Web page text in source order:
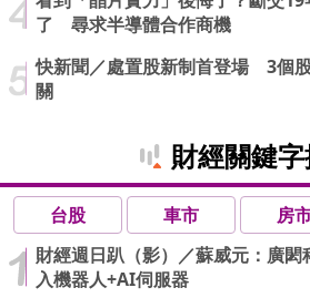
了 尋求半導體合作商機
快新聞／處置股新制首登場 3個
關
財經關鍵
台股 車市 房
財經週日趴（影）／蘇威元：廣
入機器人+AI伺服器